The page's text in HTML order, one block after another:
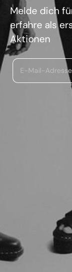
Melde dich
erfahre als
Aktionen
E-Mail-